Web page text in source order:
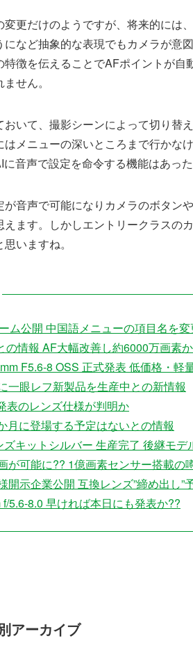
更だけのようですが、将来的には
など抽象的な表現でもカメラが意
徴を伝えることでAFポイントが自
せん。
いて、撮影シーンによって切り替
メニューの深いところまで行かな
音声で設定を命令する機能はあった
音声で可能になりカメラのボタン
えます。しかしエントリークラスの
いますね。
ム公開 中国語メニューの項目名を変
の情報 AF大幅改善し約6000万画素
F5.6-8 OSS 正式発表 低価格・軽
一眼レフ新製品を生産中との新情報
表のレンズ仕様が判明か
月に登場する予定はないとの情報
キットシルバー 生産完了 後継モデ
が可能に?? 1億画素センサー搭載の
開示企業公開 互換レンズ”締め出し”
5.6-8.0 早ければ本日にも発表か??
アーカイブ